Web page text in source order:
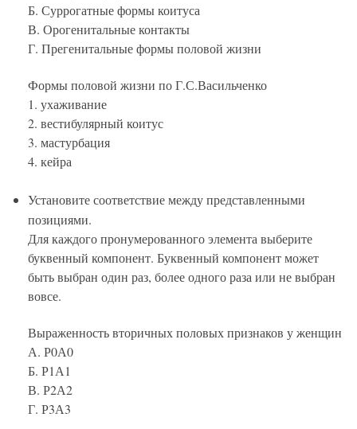
Б. Суррогатные формы коитуса
В. Орогенитальные контакты
Г. Прегенитальные формы половой жизни
Формы половой жизни по Г.С.Васильченко
1. ухаживание
2. вестибулярный коитус
3. мастурбация
4. кейра
Установите соответствие между представленными
позициями.
Для каждого пронумерованного элемента выберите
буквенный компонент. Буквенный компонент может
быть выбран один раз, более одного раза или не выбран
вовсе.
Выраженность вторичных половых признаков у женщин
А. Р0А0
Б. Р1А1
В. Р2А2
Г. Р3А3